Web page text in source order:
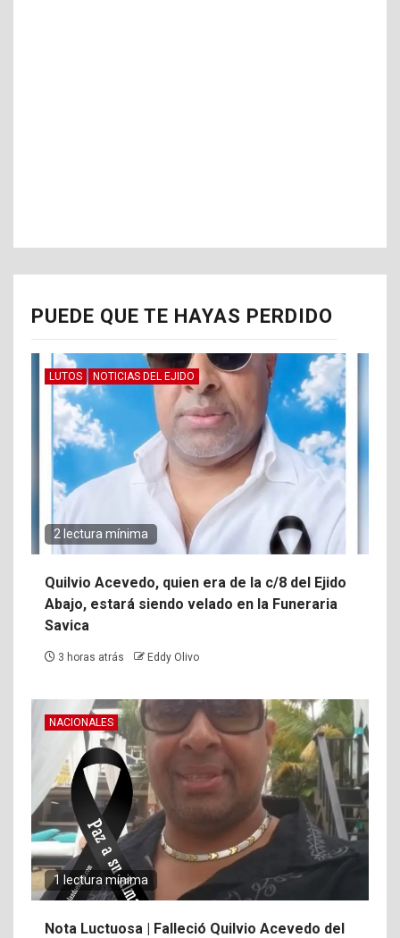
PUEDE QUE TE HAYAS PERDIDO
LUTOS NOTICIAS DEL EJIDO
2 lectura mínima
Quilvio Acevedo, quien era de la c/8 del Ejido
Abajo, estará siendo velado en la Funeraria
Savica
3 horas atrás Eddy Olivo
NACIONALES
1 lectura mínima
Nota Luctuosa | Falleció Quilvio Acevedo del